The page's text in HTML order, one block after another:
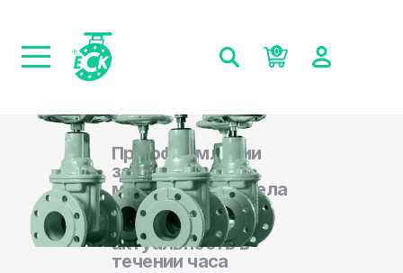
0
При оформлении
заказа на сайте,
менеджеры отдела
продаж
подтверждают
актуальность в
течении часа